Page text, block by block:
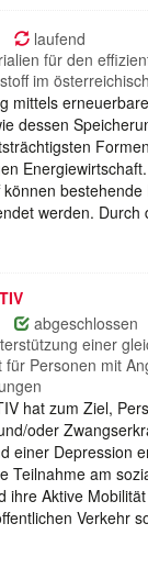
laufend
für den
im
mittels
dessen
bestehende
werden.
abgeschlossen
einer
für Personen mit
hat zum Ziel,
oder
einer Depression
Teilnahme am
ihre Aktive
Verkehr